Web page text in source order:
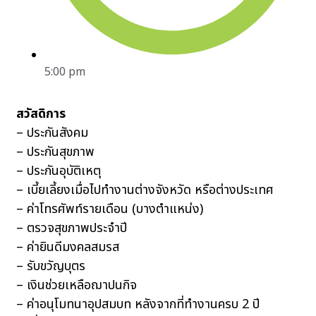
5:00 pm
สวัสดิการ
– ประกันสังคม
– ประกันสุขภาพ
– ประกันอุบัติเหตุ
– เบี้ยเลี้ยงเมื่อไปทำงานต่างจังหวัด หรือต่างประเทศ
– ค่าโทรศัพท์รายเดือน (บางตำแหน่ง)
– ตรวจสุขภาพประจำปี
– ค่ายินดีมงคลสมรส
– รับขวัญบุตร
– เงินช่วยเหลือฌาปนกิจ
– ค่าอนุโมทนาอุปสมบท หลังจากที่ทำงานครบ 2 ปี